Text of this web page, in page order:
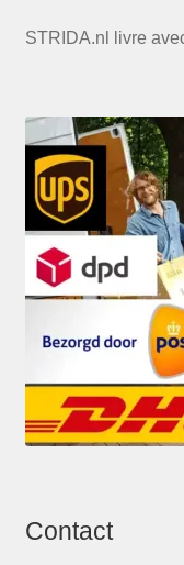
STRIDA.nl livre
Contact